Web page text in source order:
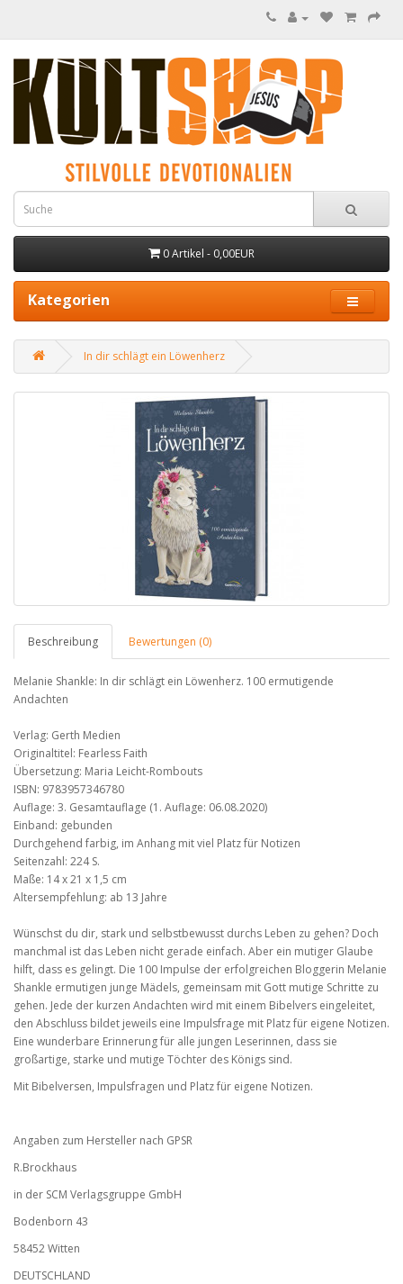
0 Artikel - 0,00EUR
Kategorien
In dir schlägt ein Löwenherz
Beschreibung Bewertungen (0)
Melanie Shankle: In dir schlägt ein Löwenherz. 100 ermutigende
Andachten
Verlag: Gerth Medien
Originaltitel: Fearless Faith
Übersetzung: Maria Leicht-Rombouts
ISBN: 9783957346780
Auflage: 3. Gesamtauflage (1. Auflage: 06.08.2020)
Einband: gebunden
Durchgehend farbig, im Anhang mit viel Platz für Notizen
Seitenzahl: 224 S.
Maße: 14 x 21 x 1,5 cm
Altersempfehlung: ab 13 Jahre
Wünschst du dir, stark und selbstbewusst durchs Leben zu gehen? Doch
manchmal ist das Leben nicht gerade einfach. Aber ein mutiger Glaube
hilft, dass es gelingt. Die 100 Impulse der erfolgreichen Bloggerin Melanie
Shankle ermutigen junge Mädels, gemeinsam mit Gott mutige Schritte zu
gehen. Jede der kurzen Andachten wird mit einem Bibelvers eingeleitet,
den Abschluss bildet jeweils eine Impulsfrage mit Platz für eigene Notizen.
Eine wunderbare Erinnerung für alle jungen Leserinnen, dass sie
großartige, starke und mutige Töchter des Königs sind.
Mit Bibelversen, Impulsfragen und Platz für eigene Notizen.
Angaben zum Hersteller nach GPSR
R.Brockhaus
in der SCM Verlagsgruppe GmbH
Bodenborn 43
58452 Witten
DEUTSCHLAND